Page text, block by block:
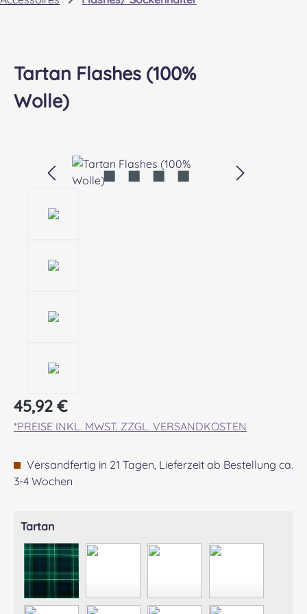
Tartan Flashes (100%
Wolle)
Bildergalerie überspringen
Regulärer Preis:
45,92 €
*PREISE INKL. MWST. ZZGL. VERSANDKOSTEN
Versandfertig in 21 Tagen, Lieferzeit ab Bestellung ca.
3-4 Wochen
Tartanauswählen
ABERCROMBIE MODERN
ABERDEEN MODERNAGNEW ANCIENTANDERSON